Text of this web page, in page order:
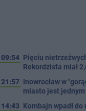
09:54 Pięciu
Rekordzista miał
21:57 Inowrocław w
miasto jest
14:43 Kombajn wpadł